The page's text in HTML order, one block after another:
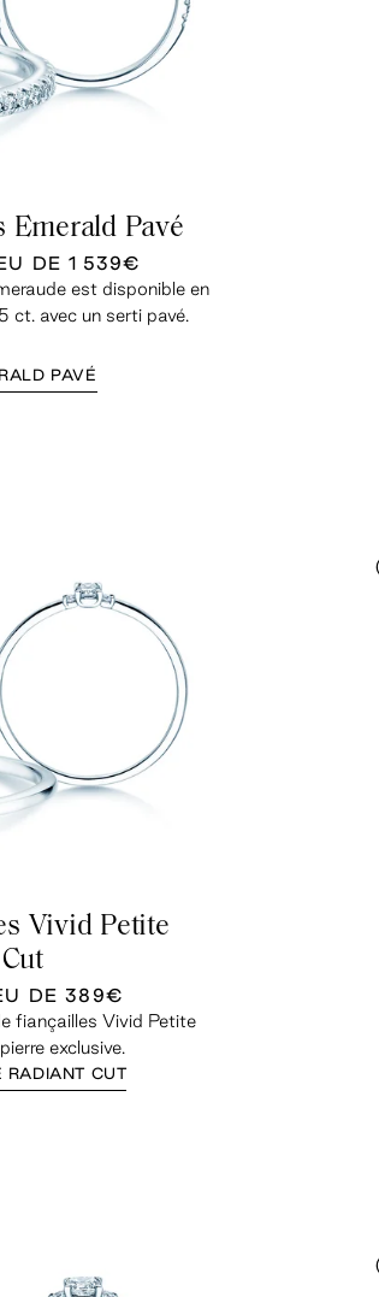
Emerald Pavé
DE1 539€
est disponible en
ct. avec un serti pavé.
PAVÉ
Vivid Petite
DE389€
fiançailles Vivid Petite
exclusive.
RADIANT CUT